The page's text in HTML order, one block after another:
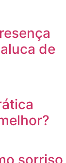
de
sorriso